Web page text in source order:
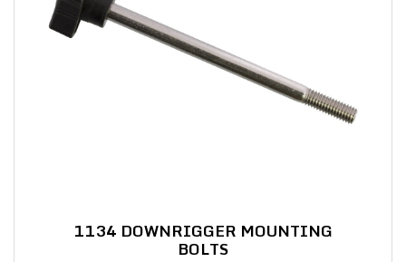
1134 DOWNRIGGER MOUNTING
BOLTS